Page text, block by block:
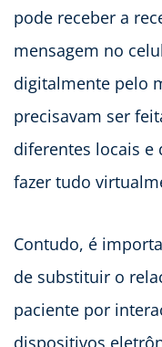
pode receber a
mensagem no
digitalmente pelo
precisavam ser
diferentes locais e
fazer tudo
Contudo, é
de substituir o
paciente por
dispositivos